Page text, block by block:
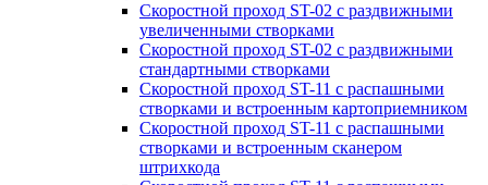
Скоростной проход ST-02 с раздвижными
увеличенными створками
Скоростной проход ST-02 с раздвижными
стандартными створками
Скоростной проход ST-11 с распашными
створками и встроенным картоприемником
Скоростной проход ST-11 с распашными
створками и встроенным сканером
штрихкода